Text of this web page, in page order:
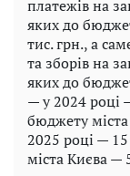
платежів на
яких до
тис. грн., а
та зборів на
яких до
— у 2024 році
бюджету
2025 році —
міста Києва —